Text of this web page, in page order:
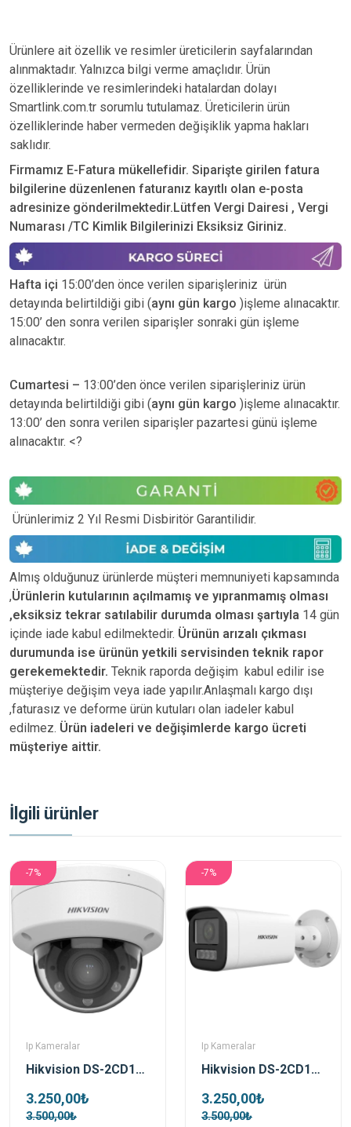
Ürünlere ait özellik ve resimler üreticilerin sayfalarından
alınmaktadır. Yalnızca bilgi verme amaçlıdır. Ürün
özelliklerinde ve resimlerindeki hatalardan dolayı
Smartlink.com.tr sorumlu tutulamaz. Üreticilerin ürün
özelliklerinde haber vermeden değişiklik yapma hakları
saklıdır.
Firmamız E-Fatura mükellefidir. Siparişte girilen fatura
bilgilerine düzenlenen faturanız kayıtlı olan e-posta
adresinize gönderilmektedir.Lütfen Vergi Dairesi , Vergi
Numarası /TC Kimlik Bilgilerinizi Eksiksiz Giriniz.
Hafta içi 15:00’den önce verilen siparişleriniz ürün
detayında belirtildiği gibi (aynı gün kargo )işleme alınacaktır.
15:00’ den sonra verilen siparişler sonraki gün işleme
alınacaktır.
Cumartesi – 13:00’den önce verilen siparişleriniz ürün
detayında belirtildiği gibi (aynı gün kargo )işleme alınacaktır.
13:00’ den sonra verilen siparişler pazartesi günü işleme
alınacaktır. <?
Ürünlerimiz 2 Yıl Resmi Disbiritör Garantilidir.
Almış olduğunuz ürünlerde müşteri memnuniyeti kapsamında
,Ürünlerin kutularının açılmamış ve yıpranmamış olması
,eksiksiz tekrar satılabilir durumda olması şartıyla 14 gün
içinde iade kabul edilmektedir. Ürünün arızalı çıkması
durumunda ise ürünün yetkili servisinden teknik rapor
gerekemektedir. Teknik raporda değişim kabul edilir ise
müşteriye değişim veya iade yapılır.Anlaşmalı kargo dışı
,faturasız ve deforme ürün kutuları olan iadeler kabul
edilmez. Ürün iadeleri ve değişimlerde kargo ücreti
müşteriye aittir.
İlgili ürünler
-7%
Ip Kameralar
Hikvision DS-2CD1723G2-LIZSU 2 Mp 2.8-12 Mm Motorize Dual Light Dome Ip Kamera
3.250,00₺
3.500,00₺
-7%
Ip Kameralar
Hikvision DS-2CD1623G2-LIZSU 2 Mp 2.8-12 Mm Motorize Dual Light Bullet Ip Kamera
3.250,00₺
3.500,00₺